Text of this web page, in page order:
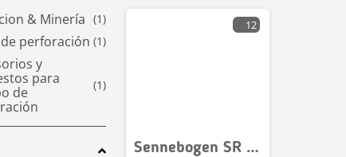
& Minería
perforación
y
para
de
12
Sennebogen SR 35 W USED HYDRAULIC PARTS VALVE COMPLET